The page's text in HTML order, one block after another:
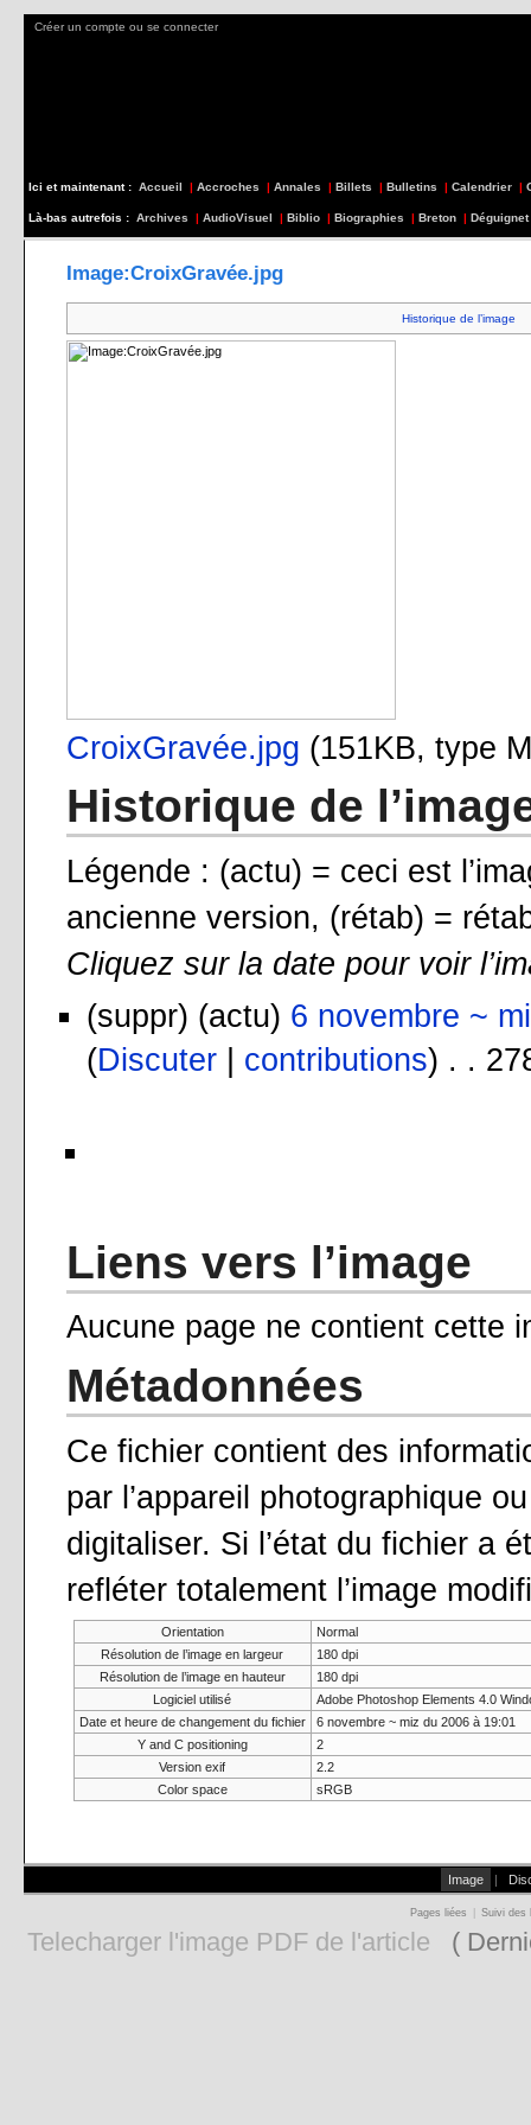
Créer un compte ou se connecter
Ici et maintenant : Accueil | Accroches | Annales | Billets | Bulletins | Calendrier |
Là-bas autrefois : Archives | AudioVisuel | Biblio | Biographies | Breton | Déguignet
Image:CroixGravée.jpg
Historique de l’image
CroixGravée.jpg (151KB, type
Historique de
Légende : (actu) = ceci est
ancienne version, (rétab) =
Cliquez sur la date pour voir
(suppr) (actu) 6 novembre ~
(Discuter| contributions) . .
Liens vers l’image
Aucune page ne contient cette
Métadonnées
Ce fichier contient des
par l’appareil photographique
digitaliser. Si l’état du fichier a
refléter totalement l’image
Orientation
Normal
Résolution de l’image en largeur
180 dpi
Résolution de l’image en hauteur
180 dpi
Logiciel utilisé
Adobe Photoshop Elements 4.0
Date et heure de changement du fichier
6 novembre ~ miz du 2006 à 19:01
Y and C positioning
2
Version exif
2.2
Color space
sRGB
Image |
Pages liées Suivi des
Telecharger l'image PDF de l'article (